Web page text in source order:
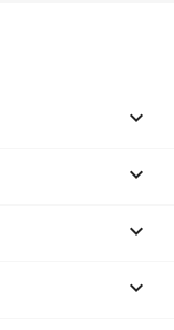



keyboard_arrow_down